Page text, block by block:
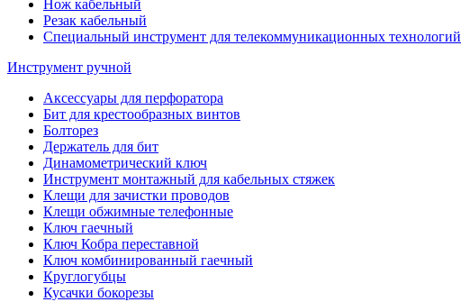
Нож кабельный
Резак кабельный
Специальный инструмент для телекоммуникационных технологий
Инструмент ручной
Аксессуары для перфоратора
Бит для крестообразных винтов
Болторез
Держатель для бит
Динамометрический ключ
Инструмент монтажный для кабельных стяжек
Клещи для зачистки проводов
Клещи обжимные телефонные
Ключ гаечный
Ключ Кобра переставной
Ключ комбинированный гаечный
Круглогубцы
Кусачки бокорезы